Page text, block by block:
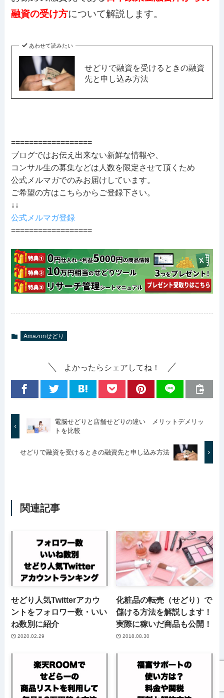
融資の受け方について解説します。
あわせて読みたい
せどりで融資を受けるときの融資
先と申し込み方法
==================
ブログではお伝え出来ない新鮮な情報や、
コンサル生の募集などは人数を限定させて頂くため
公式メルマガでのみお届けしています。
ご希望の方はこちらからご登録下さい。
↓↓
公式メルマガ登録
==================
Amazonせどり
よかったらシェアしてね！
電脳せどりと店舗せどりの違い メリットデメリッ
トを比較
せどりで融資を受けるときの融資先と申し込み方法
関連記事
せどり人気Twitterアカウ
ントをフォロワー数・いい
ね数別に紹介
2020.02.29
化粧品の転売（せどり）で
儲ける方法を解説します！
実際に稼いだ商品も公開！
2018.08.30